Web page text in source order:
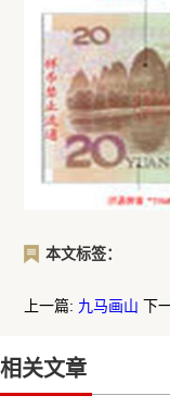
本文标签：
上一篇: 九马画山 下
相关文章